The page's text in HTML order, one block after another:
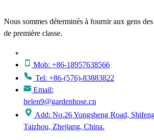
Nous sommes déterminés à fournir aux gens
de première classe.
Mob: +86-18957638566
Tel: +86-(576)-83883822
Email:
helen9@gardenhose.cn
Add: No.26 Yongsheng Road,
Taizhou, Zhejiang, China.